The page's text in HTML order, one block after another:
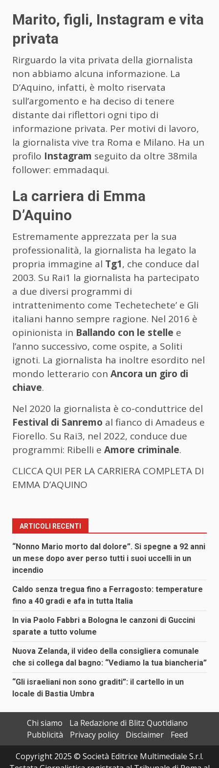
Marito, figli, Instagram e vita
privata
Rirguardo la vita privata della giornalista
non abbiamo alcuna informazione. La
D’Aquino, infatti, è molto riservata
sull’argomento e ha deciso di tenere
distante dai riflettori ogni tipo di
informazione privata. Per motivi di lavoro,
la giornalista vive tra Roma e Milano. Ha un
profilo Instagram seguito da oltre 38mila
follower: emmadaqui.
La carriera di Emma
D’Aquino
Estremamente apprezzata per la sua
professionalità, la giornalista ha legato la
propria immagine al Tg1, che conduce dal
2003. Su Rai1 la giornalista ha partecipato
a due diversi programmi di
intrattenimento come Techetechete’ e Gli
italiani hanno sempre ragione. Nel 2016 è
opinionista in Ballando con le stelle e
l’anno successivo, come ospite, a Soliti
ignoti. La giornalista ha inoltre esordito nel
mondo letterario con Ancora un giro di
chiave.
Nel 2020 la giornalista è co-conduttrice del
Festival di Sanremo al fianco di Amadeus e
Fiorello. Su Rai3, nel 2022, conduce due
programmi: Ribelli e Amore criminale.
CLICCA QUI PER LA CARRIERA COMPLETA DI
EMMA D’AQUINO
ARTICOLI RECENTI
“Nonno Mario morto dal dolore”. Si spegne a 92 anni
un mese dopo aver perso tutti i suoi uccelli in un
incendio
Caldo senza tregua fino a Ferragosto: temperature
fino a 40 gradi e afa in tutta Italia
In via Paolo Fabbri a Bologna le canzoni di Guccini
sparate a tutto volume
Nuova Zelanda, il video della consigliera comunale
che si collega dal bagno: “Vediamo la tua biancheria”
“Gli israeliani non sono graditi”: il cartello in un
locale di Bastia Umbra
Chi siamo
La Redazione di Blitz Quotidiano
Pubblicità
Privacy policy Disclaimer
Feed
Copyright 2025 © Società Editrice Multimediale S.r.l.